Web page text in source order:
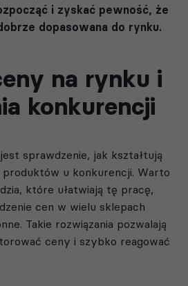
i zyskać pewność, że
dopasowana do rynku.
na rynku i
konkurencji
sprawdzenie, jak kształtują
u konkurencji. Warto
które ułatwiają tę pracę,
cen w wielu sklepach
Takie rozwiązania pozwalają
ceny i szybko reagować